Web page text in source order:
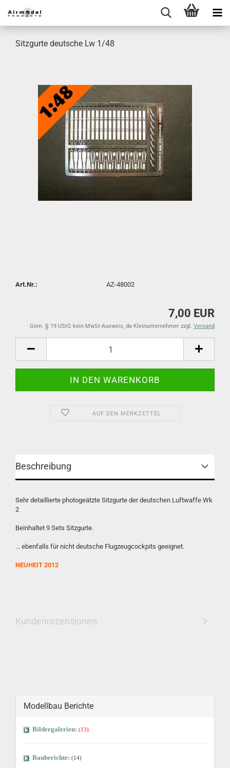
Sitzgurte deutsche Lw 1/48
Art.Nr.: AZ-48002
7,00 EUR
Gem. § 19 UStG kein MwSt-Ausweis, da Kleinunternehmer zzgl. Versand
AUF DEN MERKZETTEL
Beschreibung
Sehr detaillierte photogeätzte Sitzgurte der deutschen Luftwaffe Wk
2
Beinhaltet 9 Sets Sitzgurte.
... ebenfalls für nicht deutsche Flugzeugcockpits geeignet.
NEUHEIT 2012
Kundenrezensionen
Modellbau Berichte
Bildergalerien: (13)
Bauberichte: (14)